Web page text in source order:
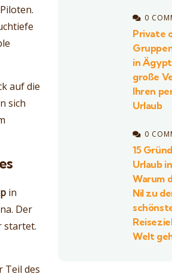
auf die
sich
in
Der
startet.
Teil des
0
Private
in
große
Ihren
Urlaub
0
15
Urlaub
Warum
Nil zu
Welt